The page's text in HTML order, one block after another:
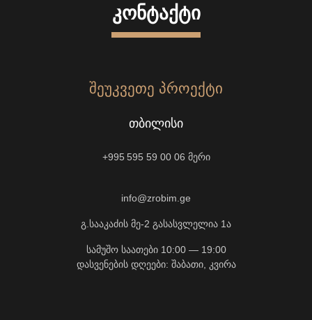
ᲙᲝᲜᲢᲐᲥᲢᲘ
ᲨᲔᲣᲙᲕᲔᲗᲔ ᲞᲠᲝᲔᲥᲢᲘ
ᲗᲑᲘᲚᲘᲡᲘ
+995 595 59 00 06 მერი
info@zrobim.ge
გ.სააკაძის მე-2 გასასვლელია 1ა
სამუშო საათები 10:00 — 19:00
დასვენების დღეები: შაბათი, კვირა